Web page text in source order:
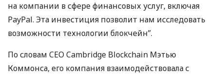
на компании в сфере финансовых услуг, включая
PayPal. Эта инвестиция позволит нам исследовать
возможности технологии блокчейн”.
По словам CEO Cambridge Blockchain Мэтью
Коммонса, его компания взаимодействовала с